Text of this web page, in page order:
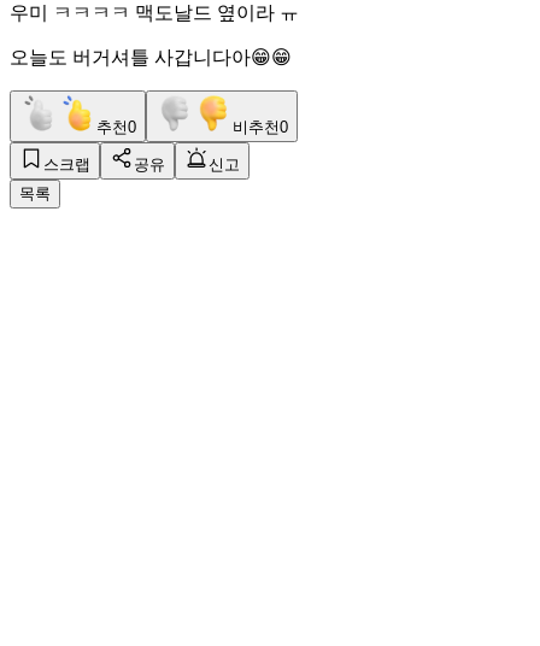
우미 ㅋㅋㅋㅋ 맥도날드 옆이라 ㅠ
오늘도 버거셔틀 사갑니다아😁😁
추천0 비추천0
스크랩 공유
신고
목록